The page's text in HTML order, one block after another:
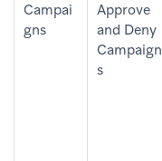
Campai
gns
Approve
and Deny
Campaign
s